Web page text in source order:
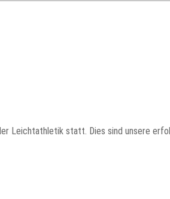
Leichtathletik statt. Dies sind unsere